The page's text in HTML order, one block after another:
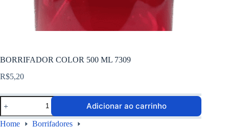
BORRIFADOR COLOR 500 ML 7309
R$5,20
Adicionar ao carrinho
Home
Borrifadores